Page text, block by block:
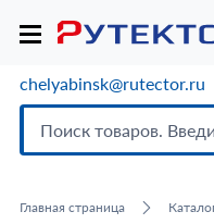
chelyabinsk@rutector.ru
Главная страница